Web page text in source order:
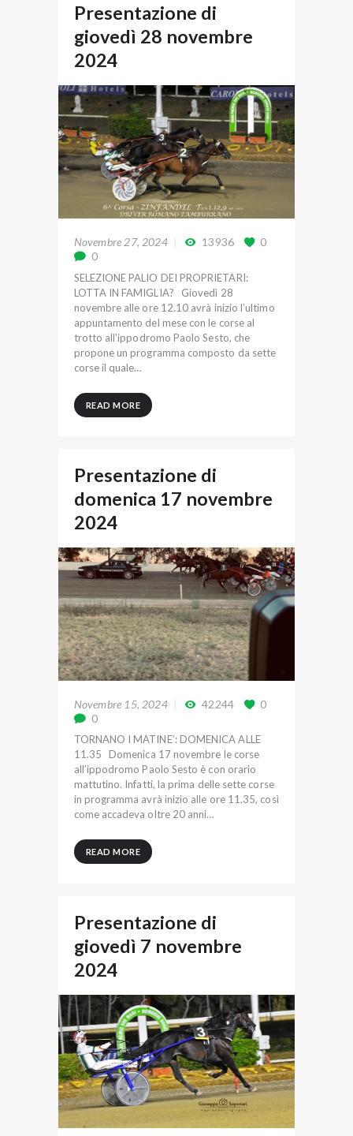
Presentazione di
giovedì 28 novembre
2024
Novembre 27, 2024 13936
0
0
SELEZIONE PALIO DEI PROPRIETARI:
LOTTA IN FAMIGLIA? Giovedì 28
novembre alle ore 12.10 avrà inizio l’ultimo
appuntamento del mese con le corse al
trotto all’ippodromo Paolo Sesto, che
propone un programma composto da sette
corse il quale…
READ MORE
Presentazione di
domenica 17 novembre
2024
Novembre 15, 2024 42244
0
0
TORNANO I MATINE’: DOMENICA ALLE
11.35 Domenica 17 novembre le corse
all’ippodromo Paolo Sesto è con orario
mattutino. Infatti, la prima delle sette corse
in programma avrà inizio alle ore 11.35, così
come accadeva oltre 20 anni…
READ MORE
Presentazione di
giovedì 7 novembre
2024